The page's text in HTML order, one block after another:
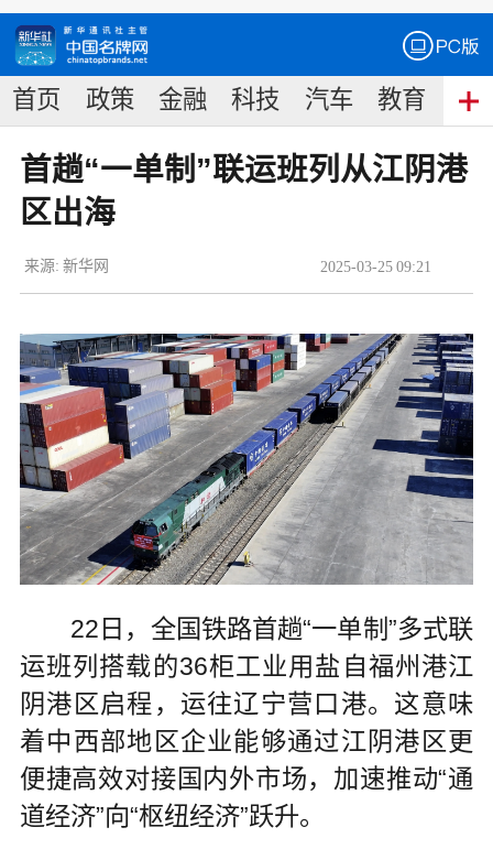
首页 政策 金融 科技 汽车 教育 食
首趟“一单制”联运班列从江阴港
区出海
2025-03-25 09:21
来源: 新华网
22日，全国铁路首趟“一单制”多式联
运班列搭载的36柜工业用盐自福州港江
阴港区启程，运往辽宁营口港。这意味
着中西部地区企业能够通过江阴港区更
便捷高效对接国内外市场，加速推动“通
道经济”向“枢纽经济”跃升。